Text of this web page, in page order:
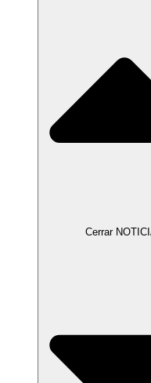
Cerrar